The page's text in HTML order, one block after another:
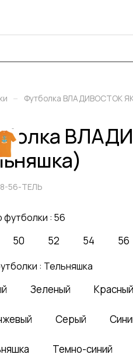
– Футболка ВЛАДИВОСТОК
56-ТЕЛЬ
футболки : 56
50 52 54 56
: Тельняшка
Зеленый Красный
Серый
Темно-синий